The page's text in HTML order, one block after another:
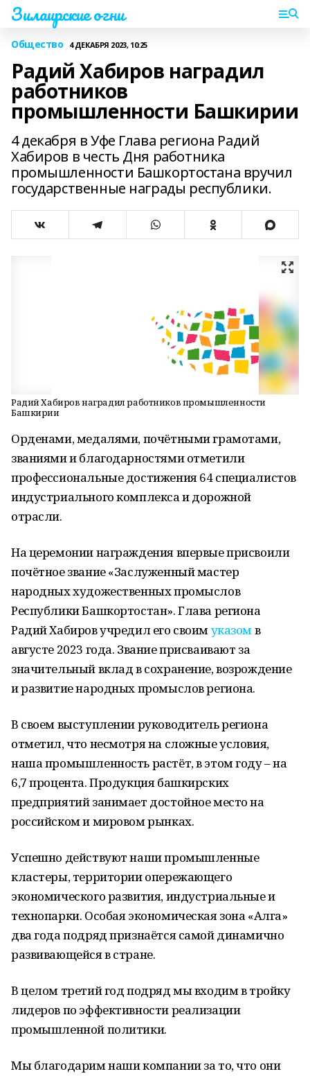
Зилаирские огни
Общество 4 ДЕКАБРЯ 2023, 10:25
Радий Хабиров наградил
работников
промышленности Башкирии
4 декабря в Уфе Глава региона Радий
Хабиров в честь Дня работника
промышленности Башкортостана вручил
государственные награды республики.
Радий Хабиров наградил работников промышленности
Башкирии
Орденами, медалями, почётными грамотами,
званиями и благодарностями отметили
профессиональные достижения 64 специалистов
индустриального комплекса и дорожной
отрасли.
На церемонии награждения впервые присвоили
почётное звание «Заслуженный мастер
народных художественных промыслов
Республики Башкортостан». Глава региона
Радий Хабиров учредил его своимуказомв
августе 2023 года. Звание присваивают за
значительный вклад в сохранение, возрождение
и развитие народных промыслов региона.
В своем выступлении руководитель региона
отметил, что несмотря на сложные условия,
наша промышленность растёт, в этом году – на
6,7 процента. Продукция башкирских
предприятий занимает достойное место на
российском и мировом рынках.
Успешно действуют наши промышленные
кластеры, территории опережающего
экономического развития, индустриальные и
технопарки. Особая экономическая зона «Алга»
два года подряд признаётся самой динамично
развивающейся в стране.
В целом третий год подряд мы входим в тройку
лидеров по эффективности реализации
промышленной политики.
Мы благодарим наши компании за то, что они